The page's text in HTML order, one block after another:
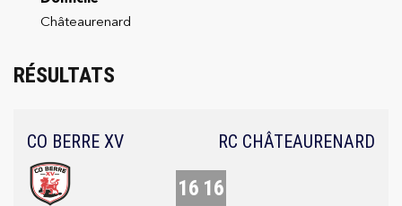
Châteaurenard
RÉSULTATS
CO BERRE XV
16 16
RC CHÂTEAURENARD